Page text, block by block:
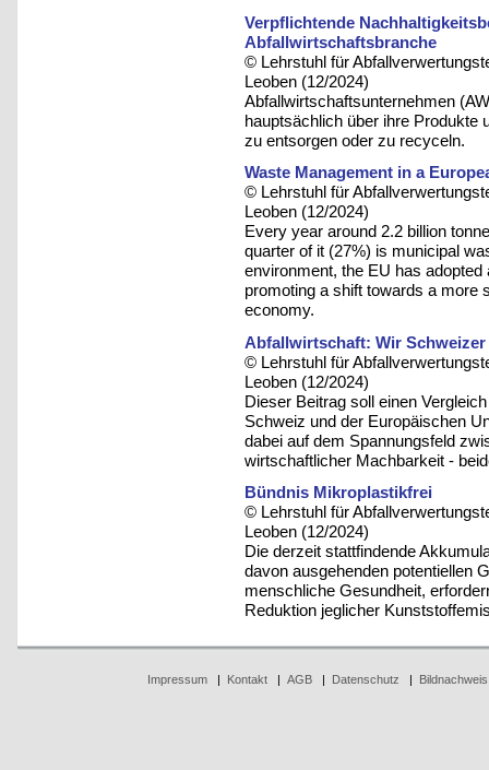
Verpflichtende
Abfallwirtschaftsbranche
© Lehrstuhl für
Leoben (12/2024)
Abfallwirtschaftsunternehmen
hauptsächlich über ihre Produkte
zu entsorgen oder zu recyceln.
Waste Management in a
© Lehrstuhl für
Leoben (12/2024)
Every year around 2.2 billion
quarter of it (27%) is municipal
environment, the EU has
promoting a shift towards a more
economy.
Abfallwirtschaft: Wir Schweizer
© Lehrstuhl für
Leoben (12/2024)
Dieser Beitrag soll einen
Schweiz und der Europäischen
dabei auf dem Spannungsfeld
wirtschaftlicher Machbarkeit -
Bündnis Mikroplastikfrei
© Lehrstuhl für
Leoben (12/2024)
Die derzeit stattfindende
davon ausgehenden potentiellen
menschliche Gesundheit,
Reduktion jeglicher
Impressum| Kontakt| AGB| Datenschutz Bildnachweis